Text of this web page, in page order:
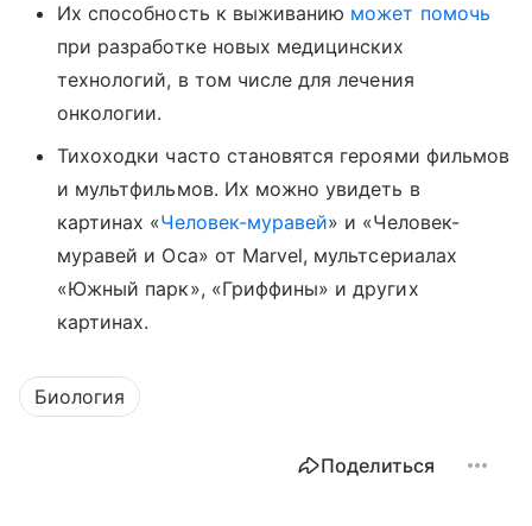
Их способность к выживанию может помочь
при разработке новых медицинских
технологий, в том числе для лечения
онкологии.
Тихоходки часто становятся героями фильмов
и мультфильмов. Их можно увидеть в
картинах «Человек-муравей» и «Человек-
муравей и Оса» от Marvel, мультсериалах
«Южный парк», «Гриффины» и других
картинах.
Биология
Поделиться